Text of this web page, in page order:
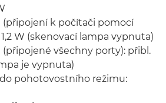
k počítači pomocí
W (skenovací lampa vypnuta)
všechny porty): přibl.
je vypnuta)
pohotovostního režimu: